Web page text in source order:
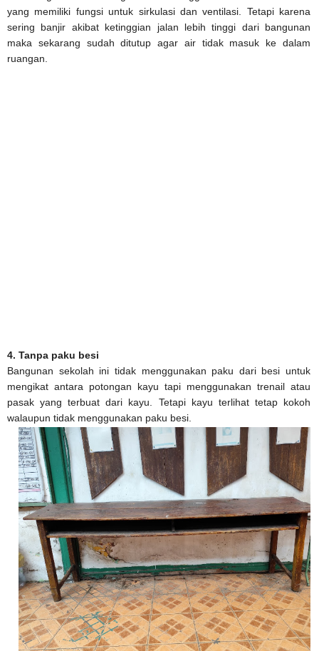
yang memiliki fungsi untuk sirkulasi dan ventilasi. Tetapi karena
sering banjir akibat ketinggian jalan lebih tinggi dari bangunan
maka sekarang sudah ditutup agar air tidak masuk ke dalam
ruangan.
4. Tanpa paku besi
Bangunan sekolah ini tidak menggunakan paku dari besi untuk
mengikat antara potongan kayu tapi menggunakan trenail atau
pasak yang terbuat dari kayu. Tetapi kayu terlihat tetap kokoh
walaupun tidak menggunakan paku besi.